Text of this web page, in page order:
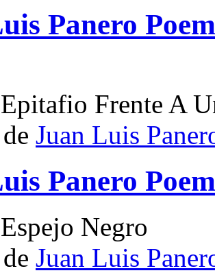
Panero
Frente A
Juan Luis
Panero
Negro
Juan Luis